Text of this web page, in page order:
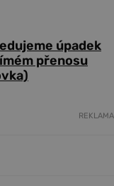
úpadek
přenosu
REKLAMA